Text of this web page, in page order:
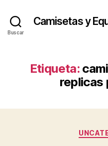
Buscar
Camisetas y
Etiqueta:
replicas